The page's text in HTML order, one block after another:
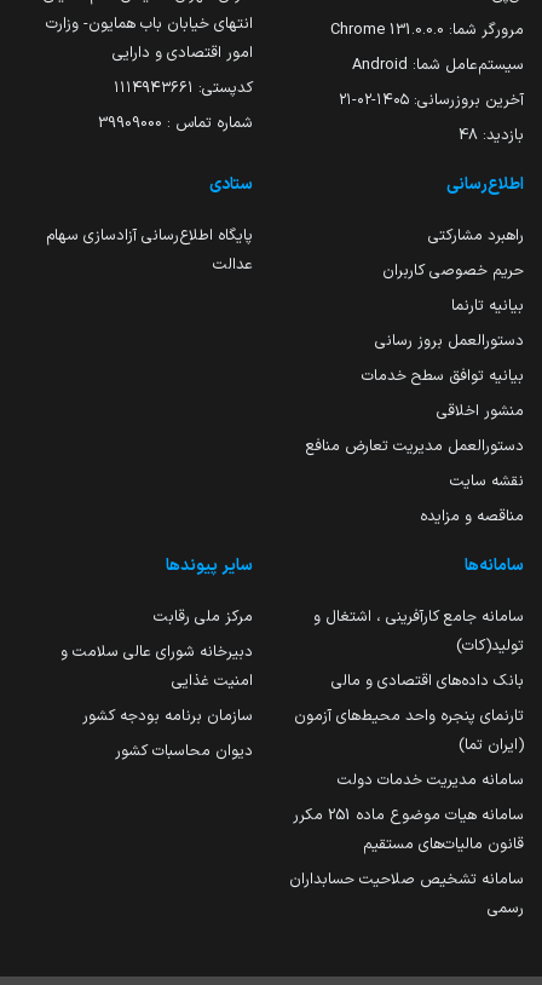
مرورگر شما: 131.0.0.0 Chrome
سیستم‌عامل شما: Android
آخرین بروزرسانی: ۱۴۰۵-۰۲-۲۱
بازدید: 48
انتهای خیابان باب همایون- وزارت
امور اقتصادی و دارایی
کدپستی: ۱۱۱۴۹۴۳۶۶۱
شماره تماس : 39909000
اطلاع‌رسانی
راهبرد مشارکتی
حریم خصوصی کاربران
بیانیه تارنما
دستورالعمل بروز رسانی
بیانیه توافق سطح خدمات
منشور اخلاقی
دستورالعمل مدیریت تعارض منافع
نقشه سایت
مناقصه و مزایده
ستادی
پایگاه اطلاع‌رسانی آزادسازی سهام
عدالت
سامانه‌ها
سامانه جامع کارآفرینی ، اشتغال و
تولید(کات)
بانک داده‌های اقتصادی و مالی
تارنمای پنجره واحد محیط‌های آزمون
(ایران تما)
سامانه مدیریت خدمات دولت
سامانه هیات موضوع ماده 251 مکرر
قانون مالیات‌های مستقیم
سامانه تشخیص صلاحیت حسابداران
رسمی
سایر پیوندها
مرکز ملی رقابت
دبیرخانه شورای عالی سلامت و
امنیت غذایی
سازمان برنامه بودجه کشور
دیوان محاسبات کشور